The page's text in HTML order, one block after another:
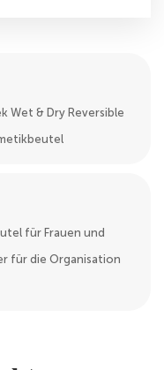
Wet & Dry Reversible
für Frauen und
für die Organisation